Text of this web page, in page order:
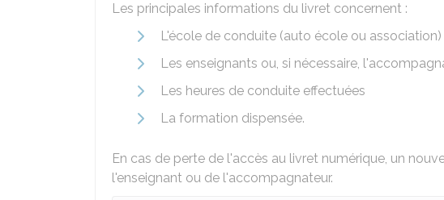
Les principales informations du livret concernent :
L'école de conduite (auto école ou association)
Les enseignants ou, si nécessaire,
Les heures de conduite effectuées
La formation dispensée.
En cas de perte de l'accès au livret numérique, un
l'enseignant ou de l'accompagnateur.